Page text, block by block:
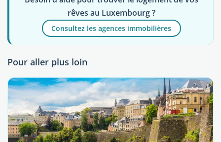
rêves au Luxembourg ?
Consultez les agences immobilières
Pour aller plus loin